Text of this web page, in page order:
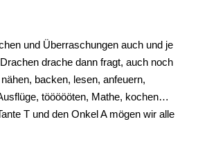
und Überraschungen auch und je
drache dann fragt, auch noch
backen, lesen, anfeuern,
töööööten, Mathe, kochen…
T und den Onkel A mögen wir alle